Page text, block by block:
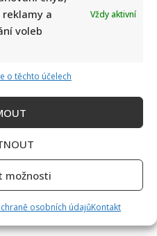
a
voleb
Vždy aktivní
o těchto účelech
možnosti
osobních údajůKontakt
Maminka z telefonátu
rána
otevřeně o svých